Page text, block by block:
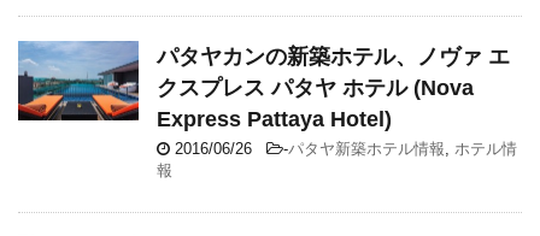
パタヤカンの新築ホテル、ノヴァ エ
クスプレス パタヤ ホテル (Nova
Express Pattaya Hotel)
2016/06/26 -パタヤ新築ホテル情報
ホテル情
報